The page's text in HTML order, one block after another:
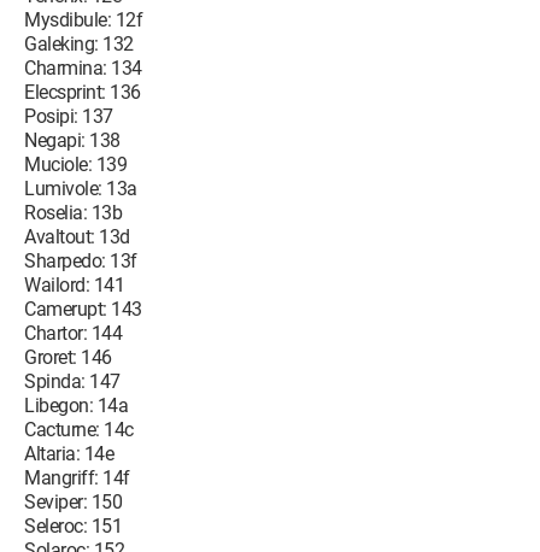
Mysdibule: 12f
Galeking: 132
Charmina: 134
Elecsprint: 136
Posipi: 137
Negapi: 138
Muciole: 139
Lumivole: 13a
Roselia: 13b
Avaltout: 13d
Sharpedo: 13f
Wailord: 141
Camerupt: 143
Chartor: 144
Groret: 146
Spinda: 147
Libegon: 14a
Cacturne: 14c
Altaria: 14e
Mangriff: 14f
Seviper: 150
Seleroc: 151